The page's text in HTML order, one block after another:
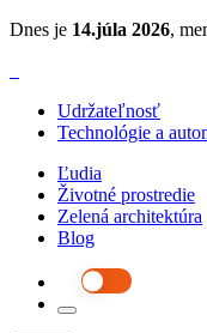
Dnes je 14.júla 2026,
Udržateľnosť
Technológie a
Ľudia
Životné prostredie
Zelená architektúra
Blog